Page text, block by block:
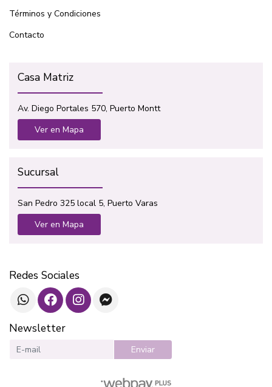
Términos y Condiciones
Contacto
Casa Matriz
Av. Diego Portales 570, Puerto Montt
Ver en Mapa
Sucursal
San Pedro 325 local 5, Puerto Varas
Ver en Mapa
Redes Sociales
Newsletter
Enviar